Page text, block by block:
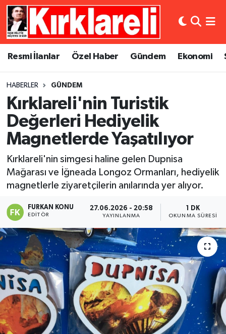
Resmi İlanlar Özel Haber Gündem Ekonomi
HABERLER GÜNDEM
Kırklareli'nin Turistik
Değerleri Hediyelik
Magnetlerde Yaşatılıyor
Kırklareli'nin simgesi haline gelen Dupnisa
Mağarası ve İğneada Longoz Ormanları, hediyelik
magnetlerle ziyaretçilerin anılarında yer alıyor.
FURKAN KONU
EDITÖR
27.06.2026 - 20:58
YAYINLANMA
1 DK
OKUNMA SÜRESI
Resmi İlanlar
Gündem
Ekonomi
Siyaset
Asayiş
Dünya
Eğitim
Kültür Sanat
Magazin
Sağlık
Künye
Gizlilik Sözleşmesi
Merkez Nöbetçi Eczaneler
Merkez Trafik Yoğunluk Haritası
Süper Lig Puan Durumu ve Fikstür
Tüm Manşetler
Son Dakika Haberleri
Haber Arşivi